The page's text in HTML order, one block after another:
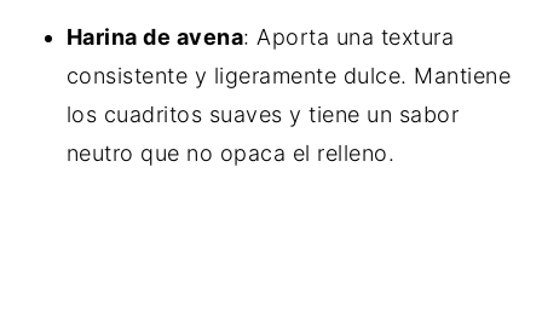
Harina de avena: Aporta una textura
consistente y ligeramente dulce. Mantiene
los cuadritos suaves y tiene un sabor
neutro que no opaca el relleno.